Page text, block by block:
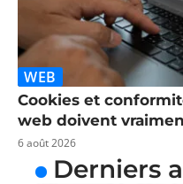
WEB
Cookies et
web doivent
6 août 2026
Derniers